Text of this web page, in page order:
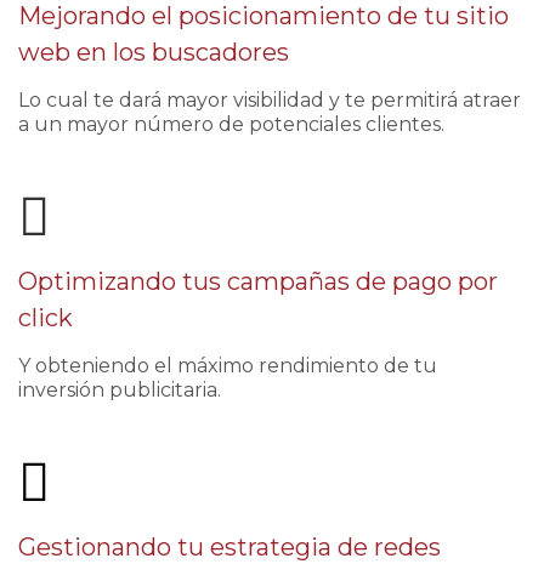
Mejorando el posicionamiento de tu sitio
web en los buscadores
Lo cual te dará mayor visibilidad y te permitirá atraer
a un mayor número de potenciales clientes.
Optimizando tus campañas de pago por
click
Y obteniendo el máximo rendimiento de tu
inversión publicitaria.
Gestionando tu estrategia de redes